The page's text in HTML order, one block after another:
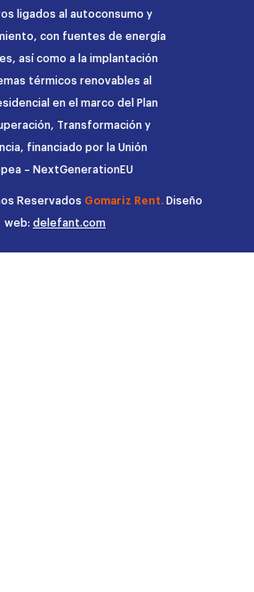
ligados al autoconsumo y
con fuentes de energía
así como a la implantación
térmicos renovables al
en el marco del Plan
Transformación y
financiado por la Unión
– NextGenerationEU
Reservados Gomariz Rent. Diseño
web: delefant.com